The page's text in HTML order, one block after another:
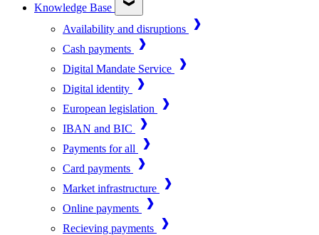
Knowledge Base
Availability and disruptions
Cash payments
Digital Mandate Service
Digital identity
European legislation
IBAN and BIC
Payments for all
Card payments
Market infrastructure
Online payments
Recieving payments